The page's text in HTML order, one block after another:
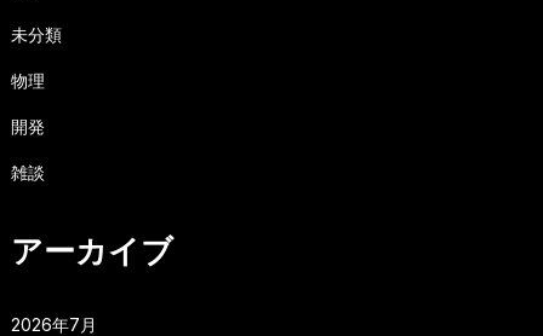
未分類
物理
開発
雑談
アーカイブ
2026年7月